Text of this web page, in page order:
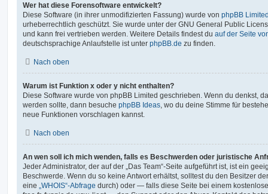
Wer hat diese Forensoftware entwickelt?
Diese Software (in ihrer unmodifizierten Fassung) wurde von phpBB
urheberrechtlich geschützt. Sie wurde unter der GNU General Public
und kann frei vertrieben werden. Weitere Details findest du auf der Seite
deutschsprachige Anlaufstelle ist unter phpBB.de zu finden.
Nach oben
Warum ist Funktion x oder y nicht enthalten?
Diese Software wurde von phpBB Limited geschrieben. Wenn du denkst,
werden sollte, dann besuche phpBB Ideas , wo du deine Stimme für
neue Funktionen vorschlagen kannst.
Nach oben
An wen soll ich mich wenden, falls es Beschwerden oder juristische
Jeder Administrator, der auf der „Das Team“-Seite aufgeführt ist, ist ein
Beschwerde. Wenn du so keine Antwort erhältst, solltest du den Besitzer
eine „WHOIS“-Abfrage durch) oder — falls diese Seite bei einem